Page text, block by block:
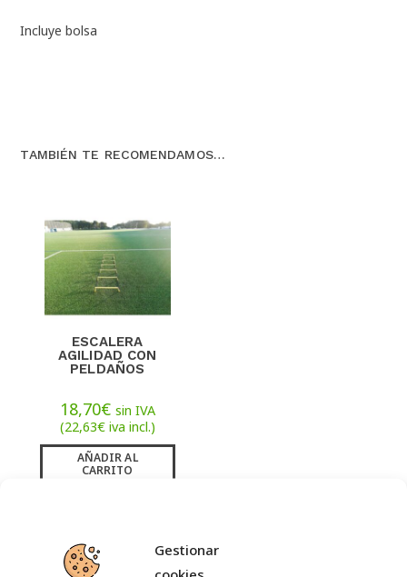
Gestionar
cookies
Incluye bolsa
TAMBIÉN TE RECOMENDAMOS…
ESCALERA
AGILIDAD CON
PELDAÑOS
18,70€ sin IVA
(22,63€iva incl.)
AÑADIR AL
CARRITO